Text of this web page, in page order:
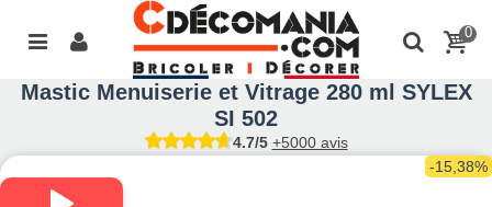
0
Mastic Menuiserie et Vitrage 280 ml SYLEX
SI 502
4.7/5 +5000 avis
-15,38%